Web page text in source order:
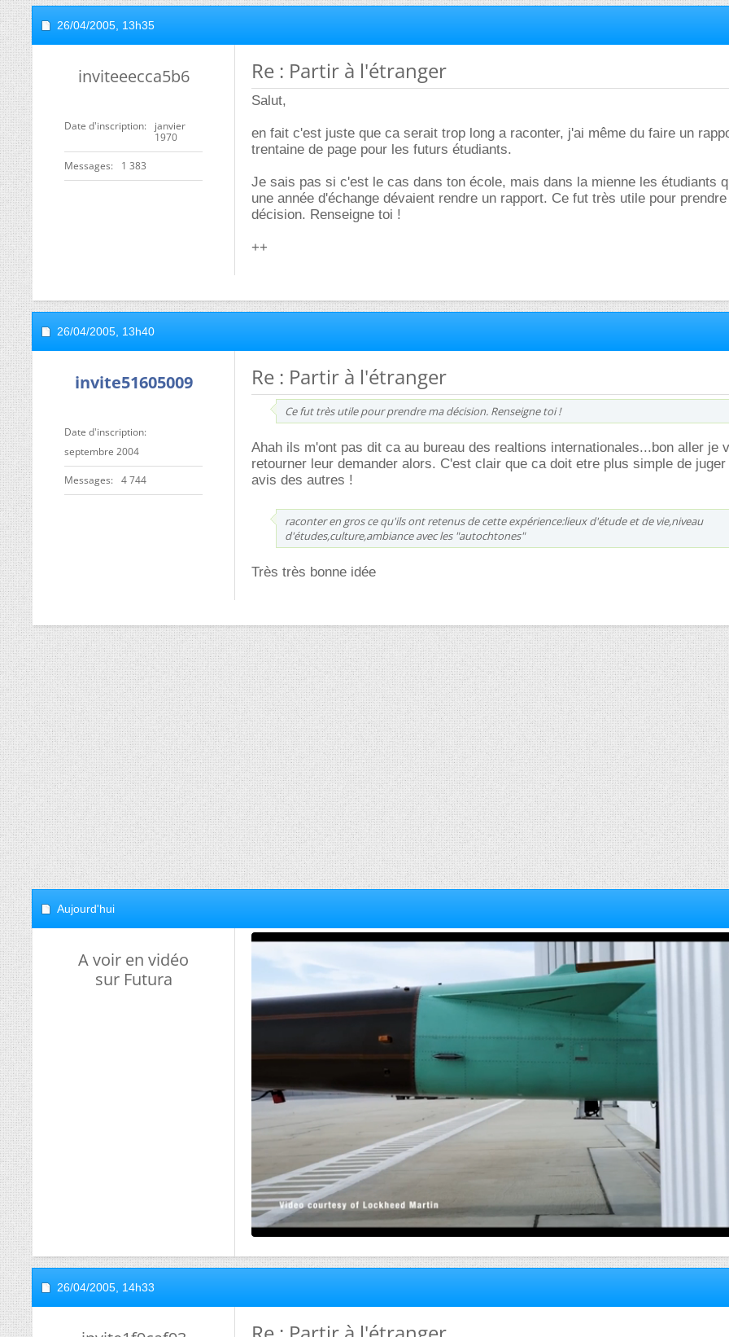
26/04/2005, 13h35
inviteeecca5b6
Date d'inscription
janvier
1970
Messages 1 383
Re : Partir à l'étranger
Salut,
en fait c'est juste que ca serait trop long a raconter, j'ai même du faire un
trentaine de page pour les futurs étudiants.
Je sais pas si c'est le cas dans ton école, mais dans la mienne les étudiants
une année d'échange dévaient rendre un rapport. Ce fut très utile pour
décision. Renseigne toi !
++
26/04/2005, 13h40
invite51605009
Date d'inscription
septembre 2004
Messages 4 744
Re : Partir à l'étranger
Ce fut très utile pour prendre ma décision. Renseigne toi !
Ahah ils m'ont pas dit ca au bureau des realtions internationales...bon aller je
retourner leur demander alors. C'est clair que ca doit etre plus simple de
avis des autres !
raconter en gros ce qu'ils ont retenus de cette expérience:lieux d'étude et de vie,niveau
d'études,culture,ambiance avec les "autochtones"
Très très bonne idée
Aujourd'hui
A voir en vidéo
sur Futura
26/04/2005, 14h33